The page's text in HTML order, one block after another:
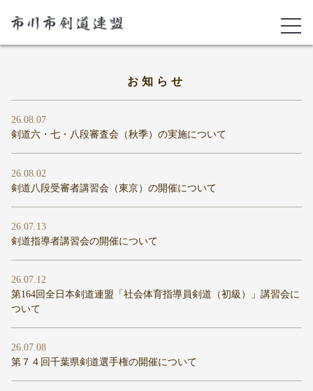
お知らせ
26.08.07
剣道六・七・八段審査会（秋季）の実施について
26.08.02
剣道八段受審者講習会（東京）の開催について
26.07.13
剣道指導者講習会の開催について
26.07.12
第164回全日本剣道連盟「社会体育指導員剣道（初級）」講習会に
ついて
26.07.08
第７４回千葉県剣道選手権の開催について